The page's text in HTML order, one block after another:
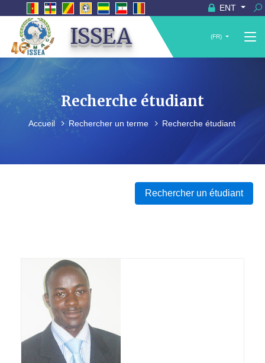
ENT
ISSEA (FR)
Recherche étudiant
Accueil Rechercher un terme Recherche étudiant
Rechercher un étudiant